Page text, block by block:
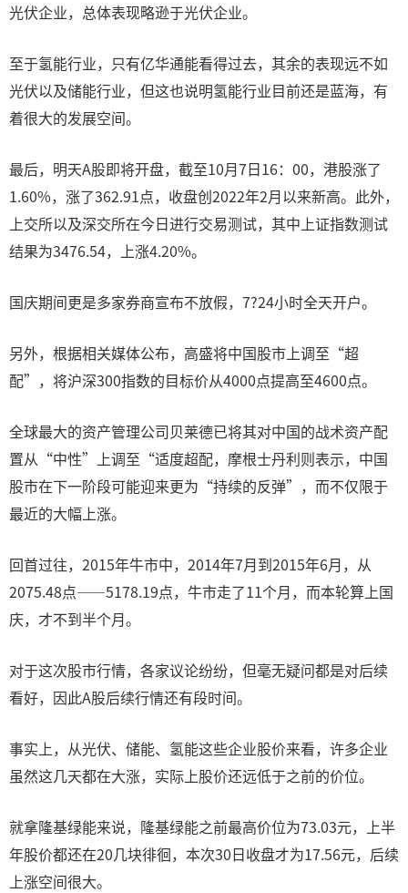
光伏企业，总体表现略逊于光伏企业。
至于氢能行业，只有亿华通能看得过去，其余的表现远不如
光伏以及储能行业，但这也说明氢能行业目前还是蓝海，有
着很大的发展空间。
最后，明天A股即将开盘，截至10月7日16：00，港股涨了
1.60%，涨了362.91点，收盘创2022年2月以来新高。此外，
上交所以及深交所在今日进行交易测试，其中上证指数测试
结果为3476.54，上涨4.20%。
国庆期间更是多家券商宣布不放假，7?24小时全天开户。
另外，根据相关媒体公布，高盛将中国股市上调至“超
配”，将沪深300指数的目标价从4000点提高至4600点。
全球最大的资产管理公司贝莱德已将其对中国的战术资产配
置从“中性”上调至“适度超配，摩根士丹利则表示，中国
股市在下一阶段可能迎来更为“持续的反弹”，而不仅限于
最近的大幅上涨。
回首过往，2015年牛市中，2014年7月到2015年6月，从
2075.48点——5178.19点，牛市走了11个月，而本轮算上国
庆，才不到半个月。
对于这次股市行情，各家议论纷纷，但毫无疑问都是对后续
看好，因此A股后续行情还有段时间。
事实上，从光伏、储能、氢能这些企业股价来看，许多企业
虽然这几天都在大涨，实际上股价还远低于之前的价位。
就拿隆基绿能来说，隆基绿能之前最高价位为73.03元，上半
年股价都还在20几块徘徊，本次30日收盘才为17.56元，后续
上涨空间很大。